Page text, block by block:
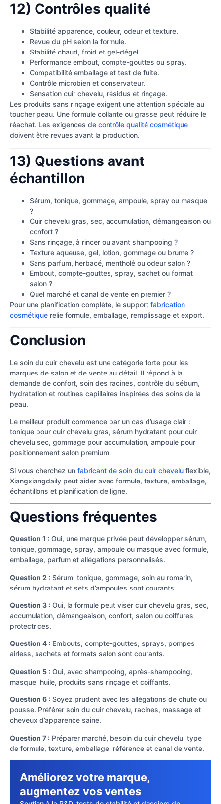
12) Contrôles qualité
Stabilité apparence, couleur, odeur et texture.
Revue du pH selon la formule.
Stabilité chaud, froid et gel-dégel.
Performance embout, compte-gouttes ou spray.
Compatibilité emballage et test de fuite.
Contrôle microbien et conservateur.
Sensation cuir chevelu, résidus et rinçage.
Les produits sans rinçage exigent une attention spéciale au
toucher peau. Une formule collante ou grasse peut réduire le
réachat. Les exigences de contrôle qualité cosmétique
doivent être revues avant la production.
13) Questions avant
échantillon
Sérum, tonique, gommage, ampoule, spray ou masque
?
Cuir chevelu gras, sec, accumulation, démangeaison ou
confort ?
Sans rinçage, à rincer ou avant shampooing ?
Texture aqueuse, gel, lotion, gommage ou brume ?
Sans parfum, herbacé, mentholé ou odeur salon ?
Embout, compte-gouttes, spray, sachet ou format
salon ?
Quel marché et canal de vente en premier ?
Pour une planification complète, le support fabrication
cosmétique relie formule, emballage, remplissage et export.
Conclusion
Le soin du cuir chevelu est une catégorie forte pour les
marques de salon et de vente au détail. Il répond à la
demande de confort, soin des racines, contrôle du sébum,
hydratation et routines capillaires inspirées des soins de la
peau.
Le meilleur produit commence par un cas d’usage clair :
tonique pour cuir chevelu gras, sérum hydratant pour cuir
chevelu sec, gommage pour accumulation, ampoule pour
positionnement salon premium.
Si vous cherchez un fabricant de soin du cuir chevelu flexible,
Xiangxiangdaily peut aider avec formule, texture, emballage,
échantillons et planification de ligne.
Questions fréquentes
Question 1 : Oui, une marque privée peut développer sérum,
tonique, gommage, spray, ampoule ou masque avec formule,
emballage, parfum et allégations personnalisés.
Question 2 : Sérum, tonique, gommage, soin au romarin,
sérum hydratant et sets d’ampoules sont courants.
Question 3 : Oui, la formule peut viser cuir chevelu gras, sec,
accumulation, démangeaison, confort, salon ou coiffures
protectrices.
Question 4 : Embouts, compte-gouttes, sprays, pompes
airless, sachets et formats salon sont courants.
Question 5 : Oui, avec shampooing, après-shampooing,
masque, huile, produits sans rinçage et coiffants.
Question 6 : Soyez prudent avec les allégations de chute ou
pousse. Préférer soin du cuir chevelu, racines, massage et
cheveux d’apparence saine.
Question 7 : Préparer marché, besoin du cuir chevelu, type
de formule, texture, emballage, référence et canal de vente.
Améliorez votre marque,
augmentez vos ventes